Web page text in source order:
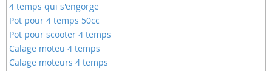
4 temps qui s'engorge
Pot pour 4 temps 50cc
Pot pour scooter 4 temps
Calage moteu 4 temps
Calage moteurs 4 temps